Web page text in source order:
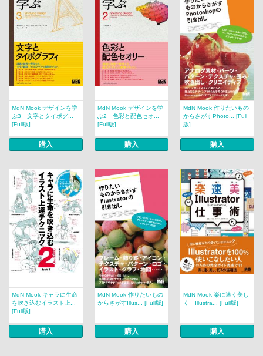
MdN Mook デザインを学
ぶ3 文字とタイポグ...
[Full版]
購入
MdN Mook デザインを学
ぶ2 色彩と配色セオ...
[Full版]
購入
MdN Mook 作りたいもの
からさがすPhoto... [Full
版]
購入
MdN Mook キャラに生命
を吹き込むイラスト上...
[Full版]
購入
MdN Mook 作りたいもの
からさがすIllus... [Full版]
購入
MdN Mook 楽に速く美し
く Illustra... [Full版]
購入